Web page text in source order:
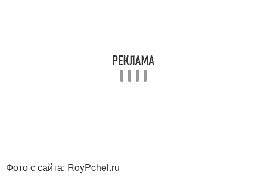
Фото с сайта: RoyPchel.ru